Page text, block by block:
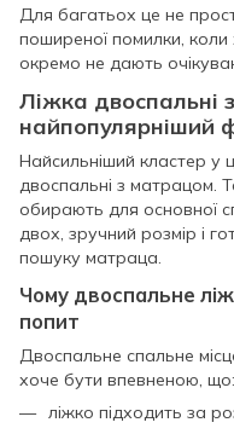
Для багатьох це не
поширеної помилки,
окремо не дають
Ліжка двоспальні
найпопулярніший
Найсильніший кластер у
двоспальні з матрацом.
обирають для основної
двох, зручний розмір і
пошуку матраца.
Чому двоспальне
попит
Двоспальне спальне
хоче бути впевненою, що:
ліжко підходить за